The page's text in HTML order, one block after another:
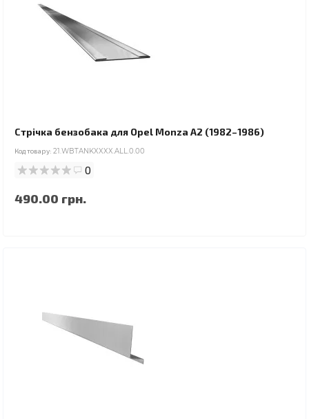
Стрічка бензобака для Opel Monza A2 (1982–1986)
Код товару: 21.WBTANKXXXX.ALL.0.00
0
490.00 грн.